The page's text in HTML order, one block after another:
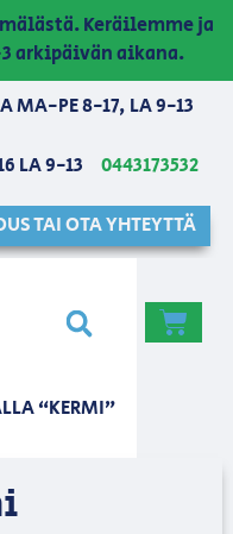
Keräilemme ja
arkipäivän aikana.
MA-PE 8-17, LA 9-13
LA 9-13
0443173532
TAI OTA YHTEYTTÄ
“KERMI”